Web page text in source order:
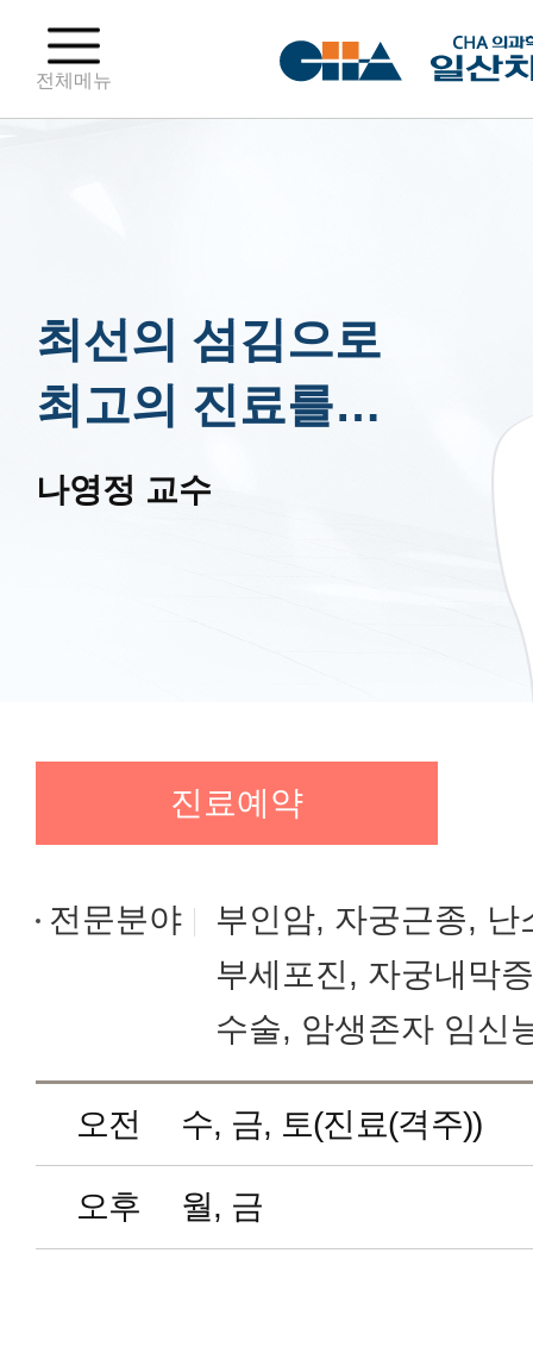
전체메뉴
최선의 섬김으로
최고의 진료를…
나영정 교수
진료예약
전문분야
부인암, 자궁근종,
부세포진, 자궁내막
수술, 암생존자 임신
오전 수, 금, 토(진료(격주))
오후 월, 금